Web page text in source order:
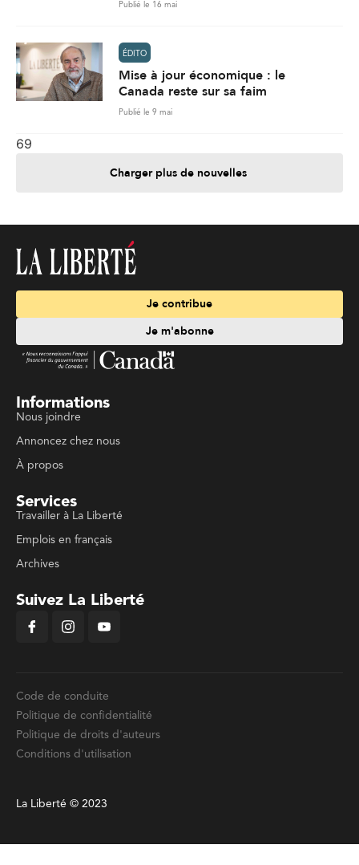
Publié le 16 mai
ÉDITO
Mise à jour économique : le
Canada reste sur sa faim
Publié le 9 mai
69
Charger plus de nouvelles
Je contribue
Je m'abonne
Informations
Nous joindre
Annoncez chez nous
À propos
Services
Travailler à La Liberté
Emplois en français
Archives
Suivez La Liberté
Code de conduite
Politique de confidentialité
Politique de droits d'auteurs
Conditions d'utilisation
La Liberté © 2023